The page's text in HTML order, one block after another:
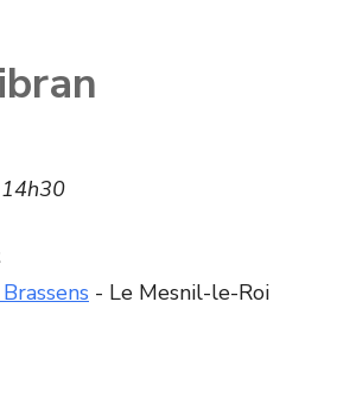
14h30
- Le Mesnil-le-Roi